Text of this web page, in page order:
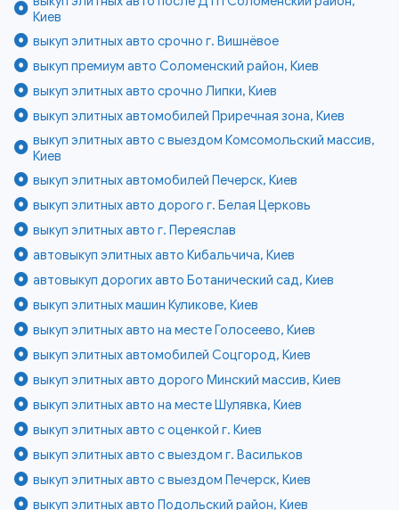
Киев
выкуп элитных авто срочно г. Вишнёвое
выкуп премиум авто Соломенский район, Киев
выкуп элитных авто срочно Липки, Киев
выкуп элитных автомобилей Приречная зона, Киев
выкуп элитных авто с выездом Комсомольский массив,
Киев
выкуп элитных автомобилей Печерск, Киев
выкуп элитных авто дорого г. Белая Церковь
выкуп элитных авто г. Переяслав
автовыкуп элитных авто Кибальчича, Киев
автовыкуп дорогих авто Ботанический сад, Киев
выкуп элитных машин Куликове, Киев
выкуп элитных авто на месте Голосеево, Киев
выкуп элитных автомобилей Соцгород, Киев
выкуп элитных авто дорого Минский массив, Киев
выкуп элитных авто на месте Шулявка, Киев
выкуп элитных авто с оценкой г. Киев
выкуп элитных авто с выездом г. Васильков
выкуп элитных авто с выездом Печерск, Киев
выкуп элитных авто Подольский район, Киев